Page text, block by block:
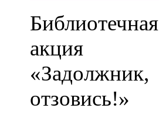
Библиотечная
акция
«Задолжник,
отзовись!»